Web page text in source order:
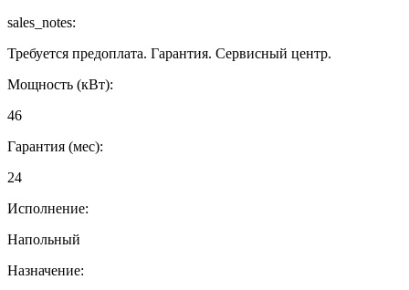
sales_notes:
Требуется предоплата. Гарантия. Сервисный центр.
Мощность (кВт):
46
Гарантия (мес):
24
Исполнение:
Напольный
Назначение: